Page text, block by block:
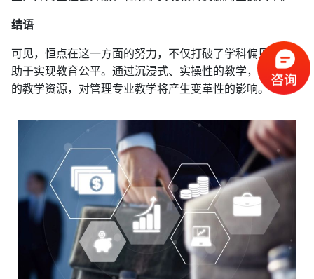
结语
可见，恒点在这一方面的努力，不仅打破了学科偏见，也有
助于实现教育公平。通过沉浸式、实操性的教学，提供丰富
的教学资源，对管理专业教学将产生变革性的影响。